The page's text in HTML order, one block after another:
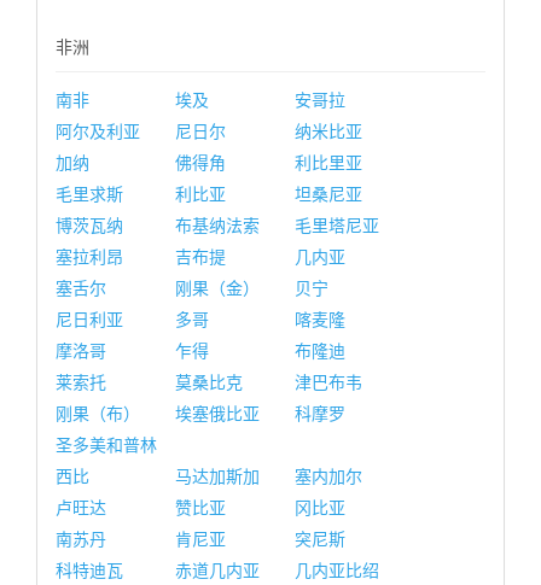
非洲
南非 埃及
安哥拉
阿尔及利亚
尼日尔
纳米比亚
加纳
佛得角
利比里亚
毛里求斯
利比亚
坦桑尼亚
博茨瓦纳
布基纳法索
毛里塔尼亚
塞拉利昂
吉布提
几内亚
塞舌尔
刚果（金）
贝宁
尼日利亚
多哥
喀麦隆
摩洛哥
乍得
布隆迪
莱索托
莫桑比克
津巴布韦
刚果（布）
埃塞俄比亚
科摩罗
圣多美和普林
西比
马达加斯加
塞内加尔
卢旺达
赞比亚
冈比亚
南苏丹
肯尼亚
突尼斯
科特迪瓦
赤道几内亚 几内亚比绍